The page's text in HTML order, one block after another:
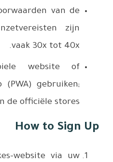
Lees de
U kunt
Ga naar